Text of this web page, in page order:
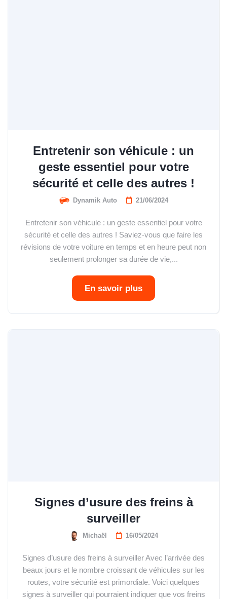
Entretenir son véhicule : un
geste essentiel pour votre
sécurité et celle des autres !
Dynamik Auto 21/06/2024
Entretenir son véhicule : un geste essentiel pour votre
sécurité et celle des autres ! Saviez-vous que faire les
révisions de votre voiture en temps et en heure peut non
seulement prolonger sa durée de vie,...
En savoir plus
Signes d’usure des freins à
surveiller
Michaël 16/05/2024
Signes d’usure des freins à surveiller Avec l’arrivée des
beaux jours et le nombre croissant de véhicules sur les
routes, votre sécurité est primordiale. Voici quelques
signes à surveiller qui pourraient indiquer que vos freins